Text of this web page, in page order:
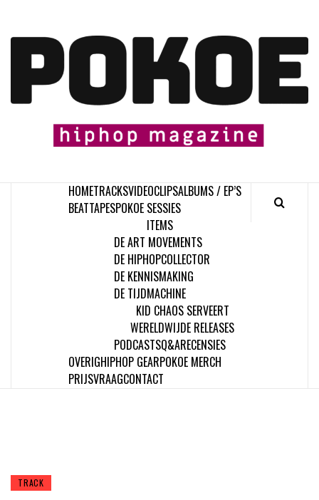
content
HOMETRACKSVIDEOCLIPSALBUMS / EP’S
BEATTAPESPOKOE SESSIES
ITEMS
DE ART MOVEMENTS
DE HIPHOPCOLLECTOR
DE KENNISMAKING
DE TIJDMACHINE
KID CHAOS SERVEERT
WERELDWIJDE RELEASES
PODCASTSQ&ARECENSIES
OVERIGHIPHOP GEARPOKOE MERCH
PRIJSVRAAGCONTACT
TRACK